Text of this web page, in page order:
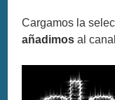
Cargamos la
añadimos al canal